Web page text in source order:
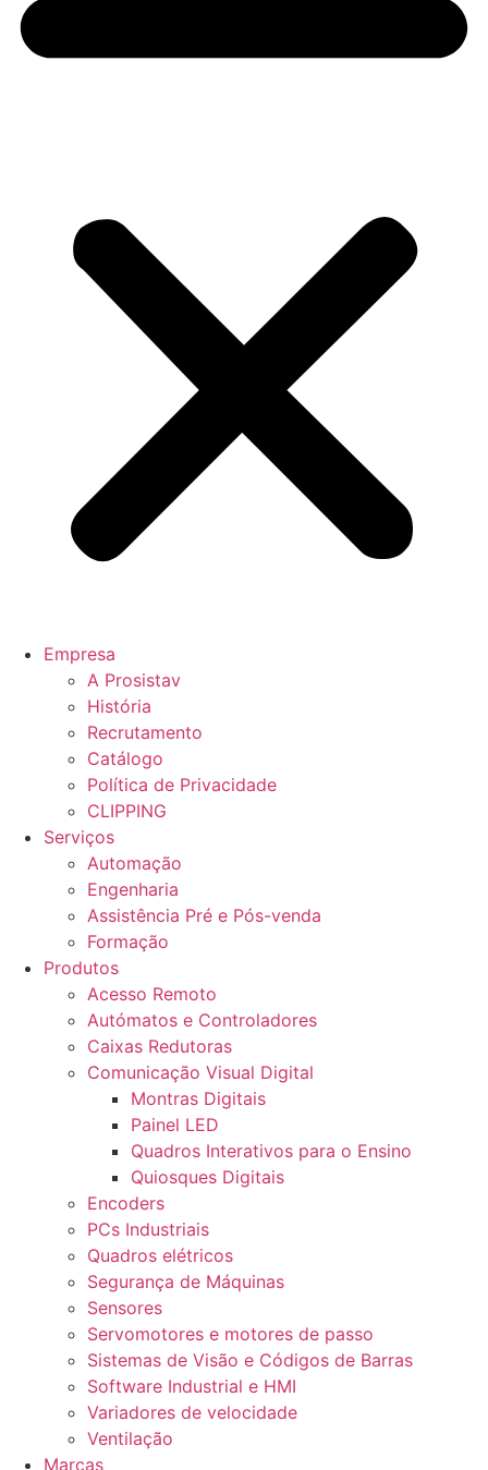
Empresa
A Prosistav
História
Recrutamento
Catálogo
Política de Privacidade
CLIPPING
Serviços
Automação
Engenharia
Assistência Pré e Pós-venda
Formação
Produtos
Acesso Remoto
Autómatos e Controladores
Caixas Redutoras
Comunicação Visual Digital
Montras Digitais
Painel LED
Quadros Interativos para o Ensino
Quiosques Digitais
Encoders
PCs Industriais
Quadros elétricos
Segurança de Máquinas
Sensores
Servomotores e motores de passo
Sistemas de Visão e Códigos de Barras
Software Industrial e HMI
Variadores de velocidade
Ventilação
Marcas